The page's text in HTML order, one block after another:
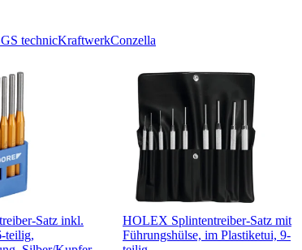
technicKraftwerkConzella
Satz inkl.
teilig,
HOLEX Splintentreiber-Satz mit
Führungshülse, im Plastiketui, 9-